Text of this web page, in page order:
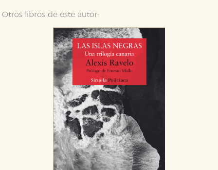
Otros libros de este autor:
CONFIGURACIÓN DE COOKIES
HABILITAR TODO RECHAZAR TODO